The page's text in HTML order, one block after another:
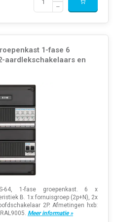
1-fase 6
aardlekschakelaars en
64, 1-fase groepenkast. 6 x
B. 1x fornuisgroep (2p+N), 2x
2P. Afmetingen hxb:
Meer informatie »